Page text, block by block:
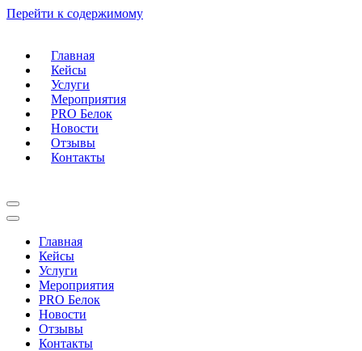
Перейти к содержимому
Главная
Кейсы
Услуги
Мероприятия
PRO Белок
Новости
Отзывы
Контакты
Меню
навигации
Меню
навигацииГлавная
Кейсы
Услуги
Мероприятия
PRO Белок
Новости
Отзывы
Контакты